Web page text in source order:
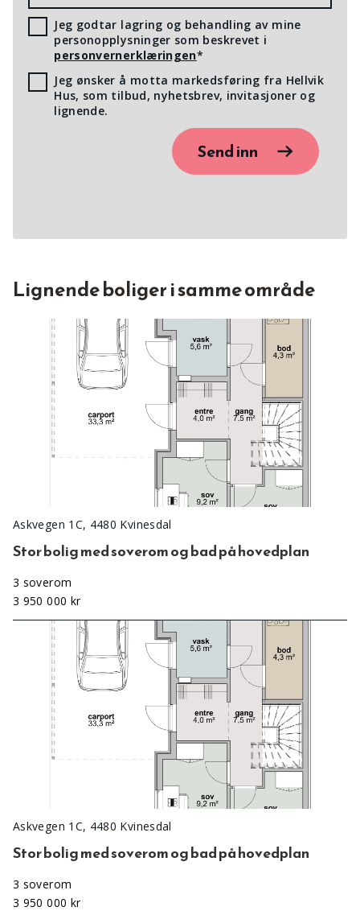
Jeg godtar lagring og behandling av mine
personopplysninger som beskrevet i
personvernerklæringen*
Jeg ønsker å motta markedsføring fra Hellvik
Hus, som tilbud, nyhetsbrev, invitasjoner og
lignende.
Send inn
Lignende boliger i samme område
Askvegen 1C, 4480 Kvinesdal
Stor bolig med soverom og bad på hovedplan
3 soverom
3 950 000 kr
Askvegen 1C, 4480 Kvinesdal
Stor bolig med soverom og bad på hovedplan
3 soverom
3 950 000 kr